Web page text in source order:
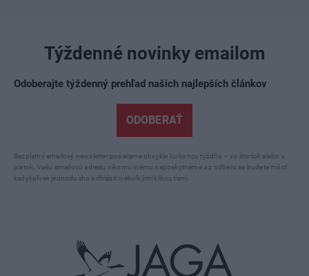
Týždenné novinky emailom
Odoberajte týždenný prehľad našich najlepších článkov
ODOBERAŤ
Bezplatný emailový newsletter posielame obvykle ku koncu týždňa – vo štvrtok alebo v
piatok. Vašu emailovú adresu nikomu inému neposkytneme a z odberu sa budete môcť
kedykoľvek jednoducho odhlásiť niekoľkými kliknutiami.